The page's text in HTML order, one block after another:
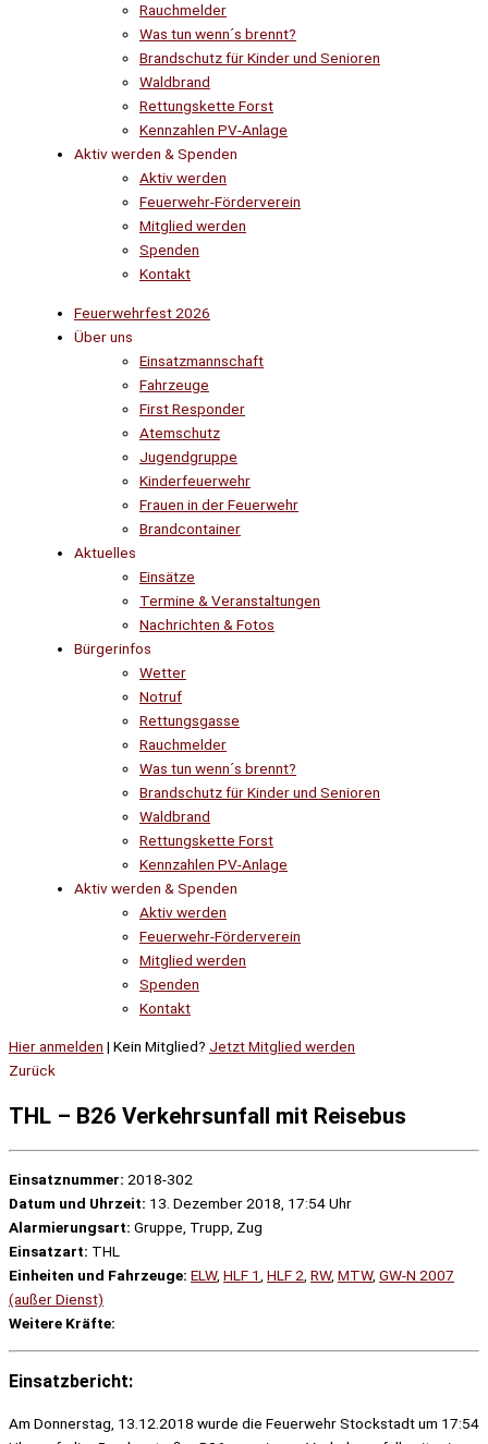
Rauchmelder
Was tun wenn´s brennt?
Brandschutz für Kinder und Senioren
Waldbrand
Rettungskette Forst
Kennzahlen PV-Anlage
Aktiv werden & Spenden
Aktiv werden
Feuerwehr-Förderverein
Mitglied werden
Spenden
Kontakt
Feuerwehrfest 2026
Über uns
Einsatzmannschaft
Fahrzeuge
First Responder
Atemschutz
Jugendgruppe
Kinderfeuerwehr
Frauen in der Feuerwehr
Brandcontainer
Aktuelles
Einsätze
Termine & Veranstaltungen
Nachrichten & Fotos
Bürgerinfos
Wetter
Notruf
Rettungsgasse
Rauchmelder
Was tun wenn´s brennt?
Brandschutz für Kinder und Senioren
Waldbrand
Rettungskette Forst
Kennzahlen PV-Anlage
Aktiv werden & Spenden
Aktiv werden
Feuerwehr-Förderverein
Mitglied werden
Spenden
Kontakt
Hier anmelden | Kein Mitglied? Jetzt Mitglied werden
Zurück
THL – B26 Verkehrsunfall mit Reisebus
Einsatznummer: 2018-302
Datum und Uhrzeit: 13. Dezember 2018, 17:54 Uhr
Alarmierungsart: Gruppe, Trupp, Zug
Einsatzart: THL
Einheiten und Fahrzeuge: ELW, HLF 1 HLF 2 RW, MTW, GW-N 2007
(außer Dienst)
Weitere Kräfte:
Einsatzbericht:
Am Donnerstag, 13.12.2018 wurde die Feuerwehr Stockstadt um 17:54